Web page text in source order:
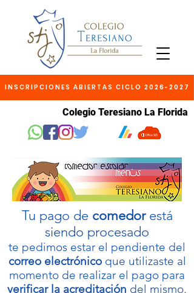
INSCRIPCIONES ABIERTAS CICLO 2026-2027
Colegio Teresiano La Florida
Tu pago de comedorestá
siendo procesado
te pedimos estar el pendiente del
correo electrónicoque utilizaste al
momento de realizar el pago para
verificar la acreditación del mismo.